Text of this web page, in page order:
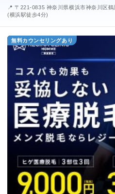
📍 〒221-0835 神奈川県横浜市神奈川区
(横浜駅徒歩4分)
無料カウンセリングあり